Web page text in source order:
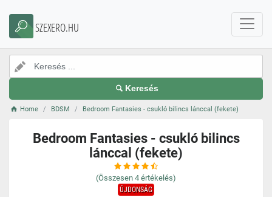
SZEXERO.HU
Keresés
Home BDSM Bedroom Fantasies - csukló bilincs lánccal (fekete)
Bedroom Fantasies - csukló bilincs
lánccal (fekete)
(Összesen 4 értékelés)
ÚJDONSÁG